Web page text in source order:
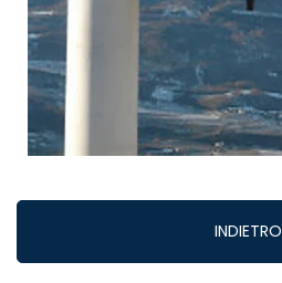
INDIETRO